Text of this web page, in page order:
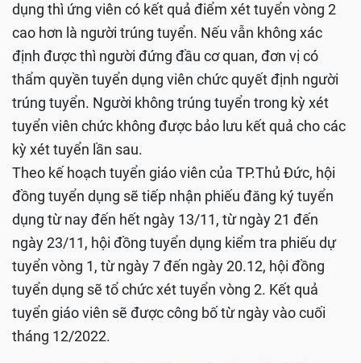
dụng thì ứng viên có kết quả điểm xét tuyển vòng 2
cao hơn là người trúng tuyển. Nếu vẫn không xác
định được thì người đứng đầu cơ quan, đơn vị có
thẩm quyền tuyển dụng viên chức quyết định người
trúng tuyển. Người không trúng tuyển trong kỳ xét
tuyển viên chức không được bảo lưu kết quả cho các
kỳ xét tuyển lần sau.
Theo kế hoạch tuyển giáo viên của TP.Thủ Đức, hội
đồng tuyển dụng sẽ tiếp nhận phiếu đăng ký tuyển
dụng từ nay đến hết ngày 13/11, từ ngày 21 đến
ngày 23/11, hội đồng tuyển dụng kiểm tra phiếu dự
tuyển vòng 1, từ ngày 7 đến ngày 20.12, hội đồng
tuyển dụng sẽ tổ chức xét tuyển vòng 2. Kết quả
tuyển giáo viên sẽ được công bố từ ngày vào cuối
tháng 12/2022.